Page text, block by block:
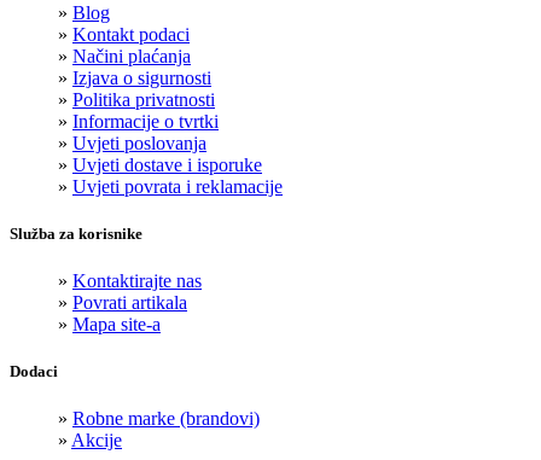
» Blog
» Kontakt podaci
» Načini plaćanja
» Izjava o sigurnosti
» Politika privatnosti
» Informacije o tvrtki
» Uvjeti poslovanja
» Uvjeti dostave i isporuke
» Uvjeti povrata i reklamacije
Služba za korisnike
» Kontaktirajte nas
» Povrati artikala
» Mapa site-a
Dodaci
» Robne marke (brandovi)
» Akcije